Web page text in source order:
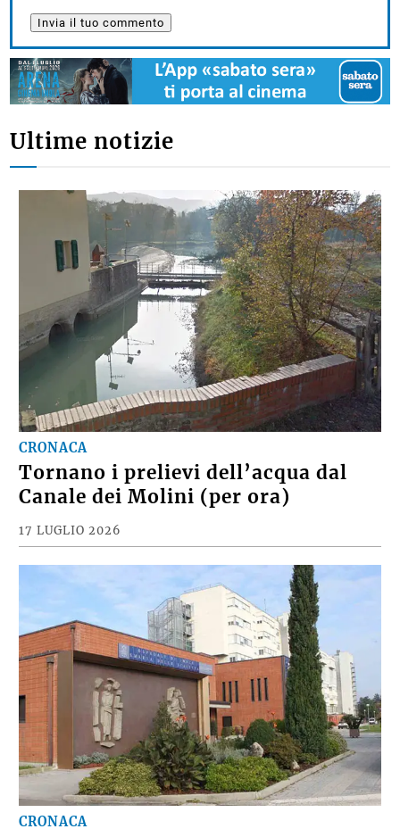
Ultime notizie
CRONACA
Tornano i prelievi dell’acqua dal
Canale dei Molini (per ora)
17 LUGLIO 2026
CRONACA